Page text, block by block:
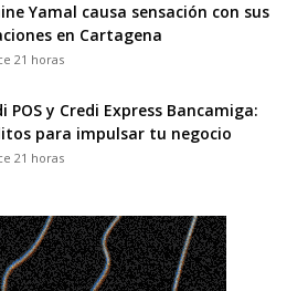
Yamal causa sensación con sus
en Cartagena
21 horas
POS y Credi Express Bancamiga:
para impulsar tu negocio
21 horas